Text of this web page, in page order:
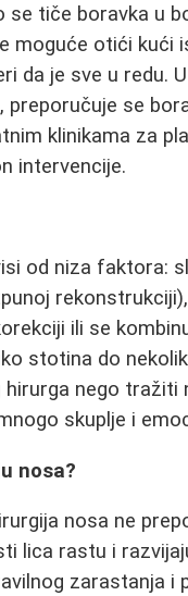
tiče boravka u
moguće otići kući
da je sve u redu.
se
klinikama za
intervencije.
od niza faktora:
ili se
stotina do
nego tražiti
skuplje i
nosa?
nosa ne
lica rastu i
zarastanja i